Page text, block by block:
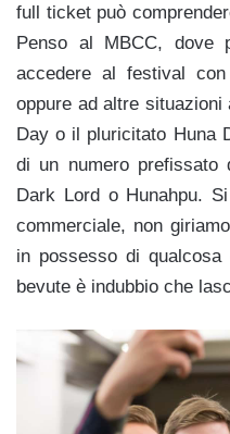
full ticket può
Penso al MBCC, dove
accedere al festival
oppure ad altre
Day o il pluricitato Huna
di un numero prefissato
Dark Lord o Hunahpu.
commerciale, non
in possesso di
bevute è indubbio che